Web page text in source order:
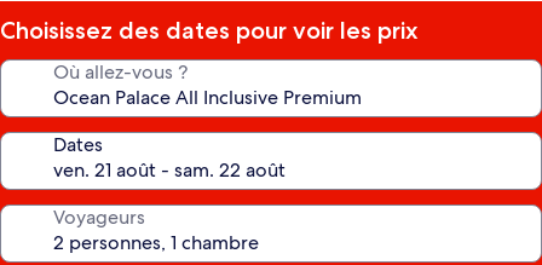
Choisissez des dates pour voir les prix
Où allez-vous ?
Dates
Voyageurs